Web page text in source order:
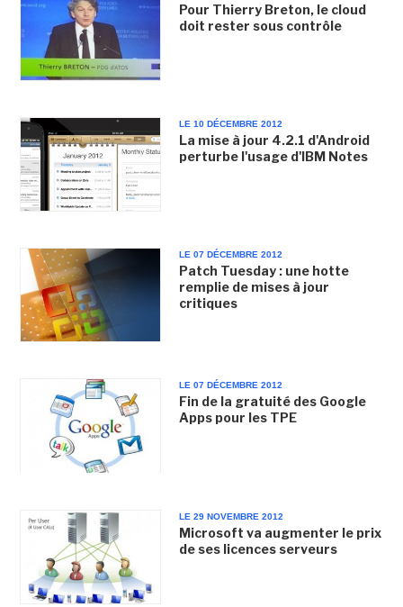
Pour Thierry Breton, le cloud
doit rester sous contrôle
LE 10 DÉCEMBRE 2012
La mise à jour 4.2.1 d'Android
perturbe l'usage d'IBM Notes
LE 07 DÉCEMBRE 2012
Patch Tuesday : une hotte
remplie de mises à jour
critiques
LE 07 DÉCEMBRE 2012
Fin de la gratuité des Google
Apps pour les TPE
LE 29 NOVEMBRE 2012
Microsoft va augmenter le prix
de ses licences serveurs